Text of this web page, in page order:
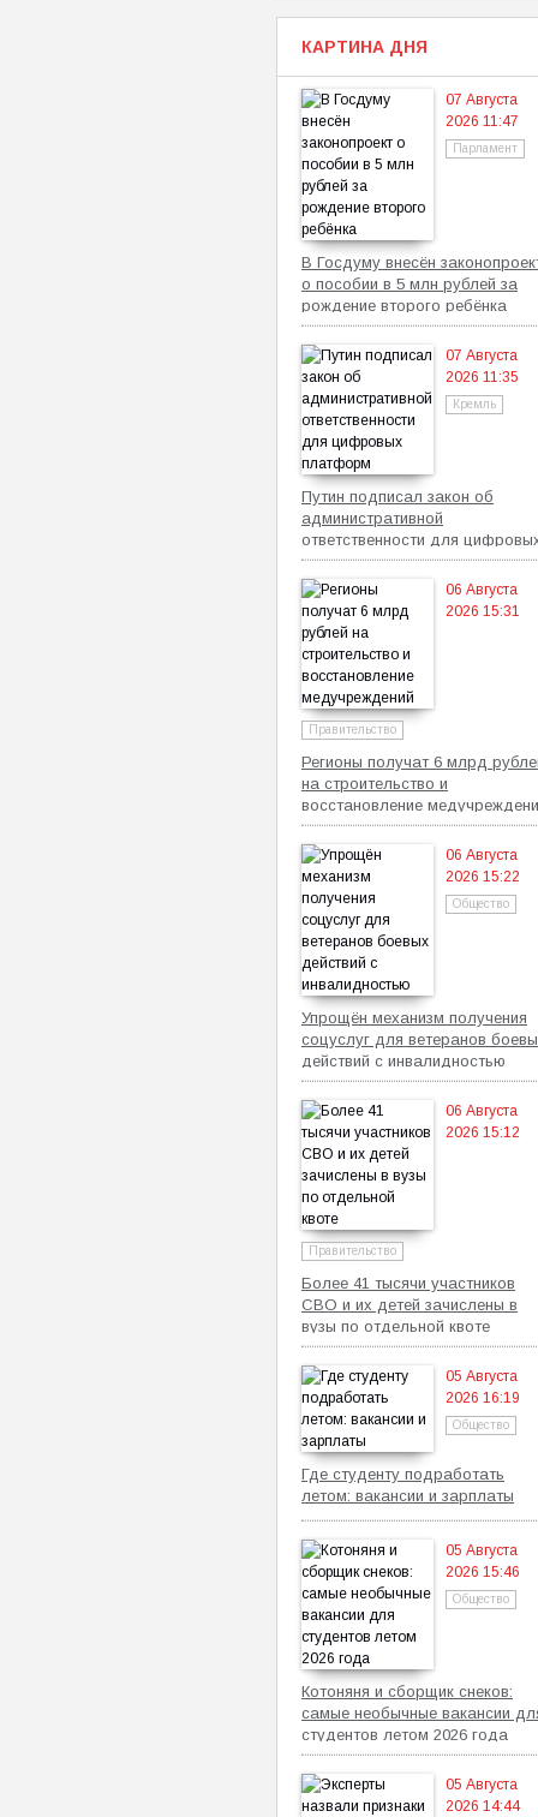
КАРТИНА ДНЯ
07 Августа
2026 11:47
Парламент
В Госдуму внесён
о пособии в 5 млн рублей за
рождение второго ребёнка
07 Августа
2026 11:35
Кремль
Путин подписал закон об
административной
ответственности для
платформ
06 Августа
2026 15:31
Правительство
Регионы получат 6 млрд
на строительство и
восстановление
06 Августа
2026 15:22
Общество
Упрощён механизм получения
соцуслуг для ветеранов
действий с инвалидностью
06 Августа
2026 15:12
Правительство
Более 41 тысячи участников
СВО и их детей зачислены в
вузы по отдельной квоте
05 Августа
2026 16:19
Общество
Где студенту подработать
летом: вакансии и зарплаты
05 Августа
2026 15:46
Общество
Котоняня и сборщик снеков:
самые необычные вакансии
студентов летом 2026 года
05 Августа
2026 14:44